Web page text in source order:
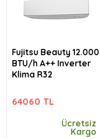
Fujitsu Beauty 12.000
BTU/h A++ Inverter
Klima R32
64060 TL
Ücretsiz
Kargo